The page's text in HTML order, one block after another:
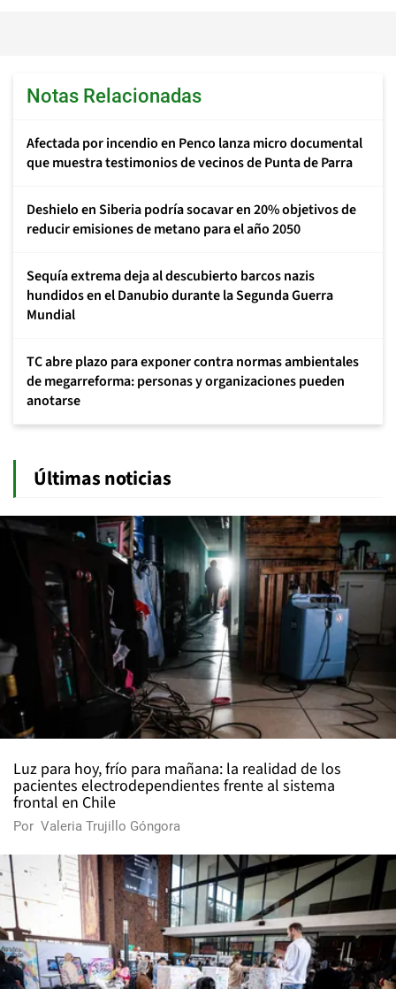
Notas Relacionadas
Afectada por incendio en Penco lanza micro documental
que muestra testimonios de vecinos de Punta de Parra
Deshielo en Siberia podría socavar en 20% objetivos de
reducir emisiones de metano para el año 2050
Sequía extrema deja al descubierto barcos nazis
hundidos en el Danubio durante la Segunda Guerra
Mundial
TC abre plazo para exponer contra normas ambientales
de megarreforma: personas y organizaciones pueden
anotarse
Últimas noticias
Luz para hoy, frío para mañana: la realidad de los
pacientes electrodependientes frente al sistema
frontal en Chile
Por Valeria Trujillo Góngora